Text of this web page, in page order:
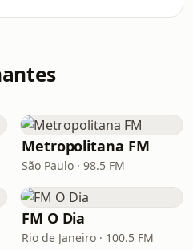
Metropolitana FM
São Paulo · 98.5 FM
FM O Dia
Rio de Janeiro · 100.5 FM